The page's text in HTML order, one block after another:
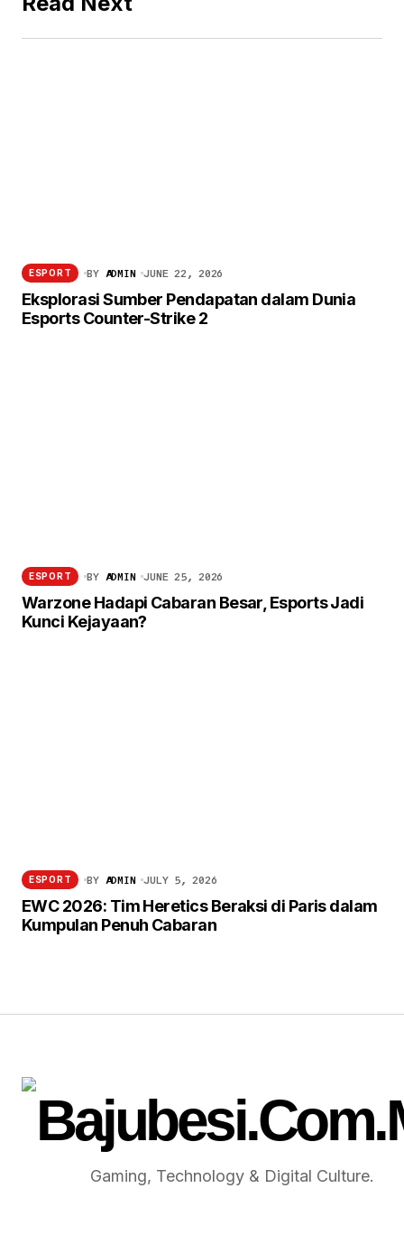
ESPORT BY ADMIN JUNE 22, 2026
Eksplorasi Sumber Pendapatan dalam Dunia
Esports Counter-Strike 2
ESPORT BY ADMIN JUNE 25, 2026
Warzone Hadapi Cabaran Besar, Esports Jadi
Kunci Kejayaan?
ESPORT BY ADMIN JULY 5, 2026
EWC 2026: Tim Heretics Beraksi di Paris dalam
Kumpulan Penuh Cabaran
Gaming, Technology & Digital Culture.